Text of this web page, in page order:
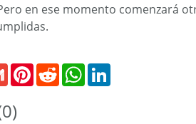
en ese momento comenzará
Gmail PinterestRedditWhatsApp